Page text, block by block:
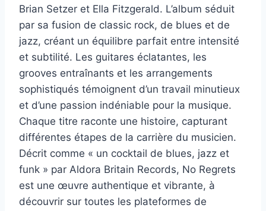
Brian Setzer et Ella Fitzgerald. L’album séduit
par sa fusion de classic rock, de blues et de
jazz, créant un équilibre parfait entre intensité
et subtilité. Les guitares éclatantes, les
grooves entraînants et les arrangements
sophistiqués témoignent d’un travail minutieux
et d’une passion indéniable pour la musique.
Chaque titre raconte une histoire, capturant
différentes étapes de la carrière du musicien.
Décrit comme « un cocktail de blues, jazz et
funk » par Aldora Britain Records, No Regrets
est une œuvre authentique et vibrante, à
découvrir sur toutes les plateformes de